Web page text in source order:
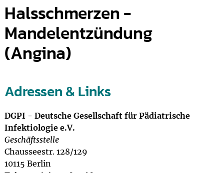
Halsschmerzen -
Mandelentzündung
(Angina)
Adressen & Links
DGPI - Deutsche Gesellschaft für Pädiatrische
Infektiologie e.V.
Geschäftsstelle
Chausseestr. 128/129
10115 Berlin